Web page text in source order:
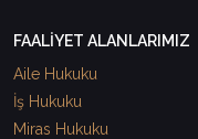
FAALİYET ALANLARIMIZ
Aile Hukuku
İş Hukuku
Miras Hukuku